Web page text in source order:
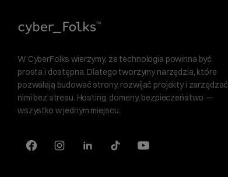
W CyberFolks wierzymy, że technologia powinna być
prosta i dostępna. Dlatego tworzymy narzędzia, które
pozwalają budować strony, rozwijać projekty i zarządzać
nimi bez stresu. Hosting, domeny, bezpieczeństwo —
wszystko w jednym miejscu.